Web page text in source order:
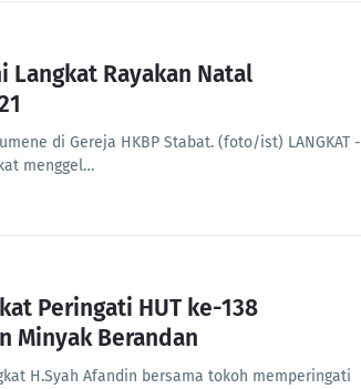
Langkat Rayakan Natal
di Gereja HKBP Stabat. (foto/ist) LANGKAT -
menggel…
Peringati HUT ke-138
Minyak Berandan
H.Syah Afandin bersama tokoh memperingati